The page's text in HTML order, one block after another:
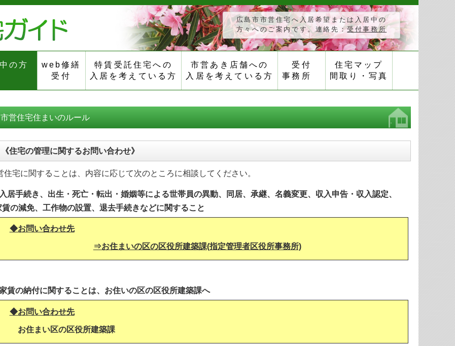
広島市市営住宅へ入居希望または入居中の
方々へのご案内です。連絡先：受付事務所
の方
web修繕
受付
特賃受託住宅への
入居を考えている方
市営あき店舗への
入居を考えている方
受付
事務所
住宅マップ
間取り・写真
市営住宅住まいのルール
《住宅の管理に関するお問い合わせ》
住宅に関することは、内容に応じて次のところに相談してください。
居手続き、出生・死亡・転出・婚姻等による世帯員の異動、同居、承継、名義変更、収入申告・収入認定、
賃の減免、工作物の設置、退去手続きなどに関すること
◆お問い合わせ先
⇒お住まいの区の区役所建築課(指定管理者区役所事務所)
賃の納付に関することは、お住いの区の区役所建築課へ
◆お問い合わせ先
お住まい区の区役所建築課